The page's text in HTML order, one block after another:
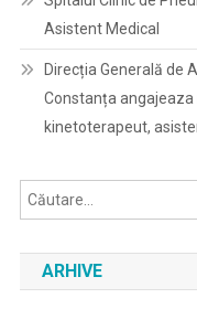
Asistent Medical
Direcția Generală de
Constanța
kinetoterapeut,
ARHIVE